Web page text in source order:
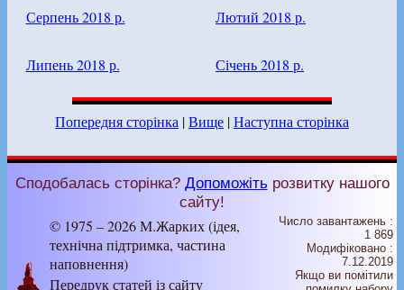
Серпень 2018 р.
Липень 2018 р.
Лютий 2018 р.
Січень 2018 р.
Попередня сторінка |Вище |Наступна сторінка
Сподобалась сторінка? Допоможітьрозвитку нашого
сайту!
© 1975 – 2026 М.Жарких (ідея,
технічна підтримка, частина
наповнення)
Передрук статей із сайту
Число завантажень :
1 869
Модифіковано :
7.12.2019
Якщо ви помітили